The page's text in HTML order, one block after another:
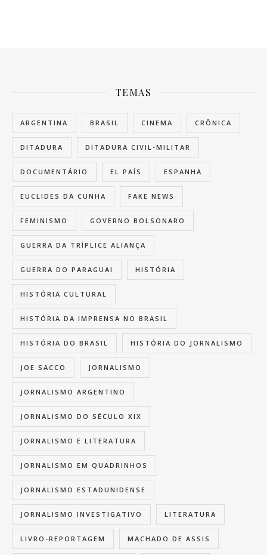
TEMAS
ARGENTINA BRASIL CINEMA CRÔNICA
DITADURA DITADURA CIVIL-MILITAR
DOCUMENTÁRIO EL PAÍS ESPANHA
EUCLIDES DA CUNHA FAKE NEWS
FEMINISMO GOVERNO BOLSONARO
GUERRA DA TRÍPLICE ALIANÇA
GUERRA DO PARAGUAI HISTÓRIA
HISTÓRIA CULTURAL
HISTÓRIA DA IMPRENSA NO BRASIL
HISTÓRIA DO BRASIL HISTÓRIA DO JORNALISMO
JOE SACCO JORNALISMO
JORNALISMO ARGENTINO
JORNALISMO DO SÉCULO XIX
JORNALISMO E LITERATURA
JORNALISMO EM QUADRINHOS
JORNALISMO ESTADUNIDENSE
JORNALISMO INVESTIGATIVO LITERATURA
LIVRO-REPORTAGEM MACHADO DE ASSIS